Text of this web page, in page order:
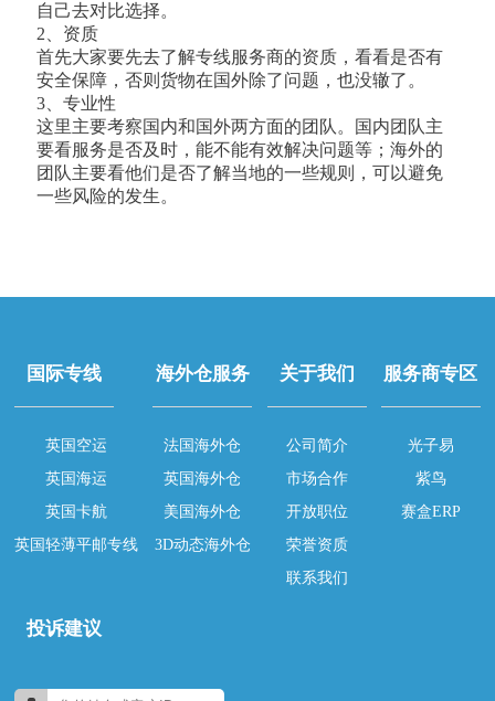
自己去对比选择。
2、资质
首先大家要先去了解专线服务商的资质，看看是否有
安全保障，否则货物在国外除了问题，也没辙了。
3、专业性
这里主要考察国内和国外两方面的团队。国内团队主
要看服务是否及时，能不能有效解决问题等；海外的
团队主要看他们是否了解当地的一些规则，可以避免
一些风险的发生。
国际专线
英国空运
英国海运
英国卡航
英国轻薄平邮专线
海外仓服务
法国海外仓
英国海外仓
美国海外仓
3D动态海外仓
关于我们
公司简介
市场合作
开放职位
荣誉资质
联系我们
服务商专区
光子易
紫鸟
赛盒ERP
投诉建议